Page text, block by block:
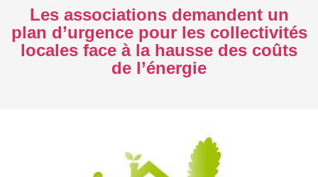
Les associations demandent un
plan d’urgence pour les collectivités
locales face à la hausse des coûts
de l’énergie